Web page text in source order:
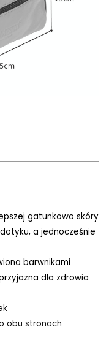
gatunkowo skóry
a jednocześnie
barwnikami
dla zdrowia
obu stronach